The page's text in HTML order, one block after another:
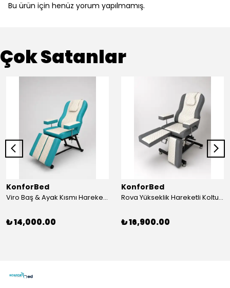
Bu ürün için henüz yorum yapılmamış.
Çok Satanlar
KonforBed
Viro Baş & Ayak Kısmı Hareketli Koltuk Çift Bacaklı
₺ 14,000.00
KonforBed
Rova Yükseklik Hareketli Koltuk (Hidrolik) Beyaz-Gri
₺ 16,900.00